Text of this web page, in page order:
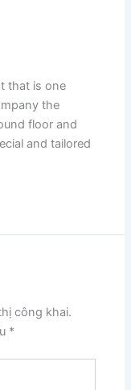
that is one
the
floor and
and tailored
công khai.
*